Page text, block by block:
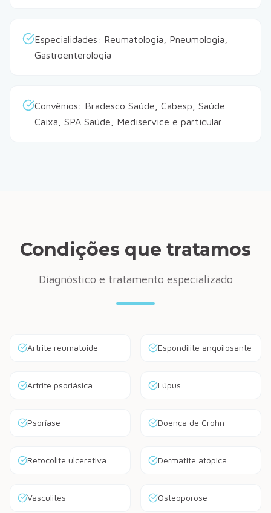
Especialidades: Reumatologia, Pneumologia,
Gastroenterologia
Convênios: Bradesco Saúde, Cabesp, Saúde
Caixa, SPA Saúde, Mediservice e particular
Condições que tratamos
Diagnóstico e tratamento especializado
Artrite reumatoide Espondilite anquilosante
Artrite psoriásica Lúpus
Psoríase Doença de Crohn
Retocolite ulcerativa Dermatite atópica
Vasculites Osteoporose